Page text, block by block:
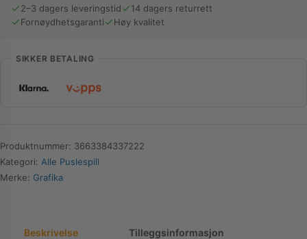
the
Reindeer
2–3 dagers leveringstid
14 dagers returrett
Fornøydhetsgaranti
Høy kvalitet
SIKKER BETALING
Produktnummer: 3663384337222
Kategori: Alle Puslespill
Merke: Grafika
Beskrivelse Tilleggsinformasjon